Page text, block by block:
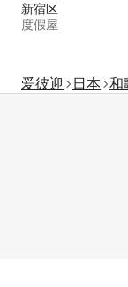
新宿区
度假屋
爱彼迎 日本 和